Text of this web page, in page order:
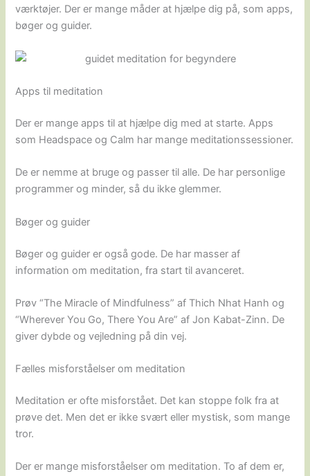
værktøjer. Der er mange måder at hjælpe dig på, som apps,
bøger og guider.
Apps til meditation
Der er mange apps til at hjælpe dig med at starte. Apps
som Headspace og Calm har mange meditationssessioner.
De er nemme at bruge og passer til alle. De har personlige
programmer og minder, så du ikke glemmer.
Bøger og guider
Bøger og guider er også gode. De har masser af
information om meditation, fra start til avanceret.
Prøv “The Miracle of Mindfulness” af Thich Nhat Hanh og
“Wherever You Go, There You Are” af Jon Kabat-Zinn. De
giver dybde og vejledning på din vej.
Fælles misforståelser om meditation
Meditation er ofte misforstået. Det kan stoppe folk fra at
prøve det. Men det er ikke svært eller mystisk, som mange
tror.
Der er mange misforståelser om meditation. To af dem er,